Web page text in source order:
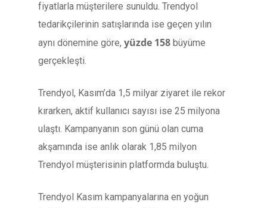
fiyatlarla müşterilere sunuldu. Trendyol
tedarikçilerinin satışlarında ise geçen yılın
aynı dönemine göre, yüzde 158 büyüme
gerçekleşti.
Trendyol, Kasım’da 1,5 milyar ziyaret ile rekor
kırarken, aktif kullanıcı sayısı ise 25 milyona
ulaştı. Kampanyanın son günü olan cuma
akşamında ise anlık olarak 1,85 milyon
Trendyol müşterisinin platformda buluştu.
Trendyol Kasım kampanyalarına en yoğun